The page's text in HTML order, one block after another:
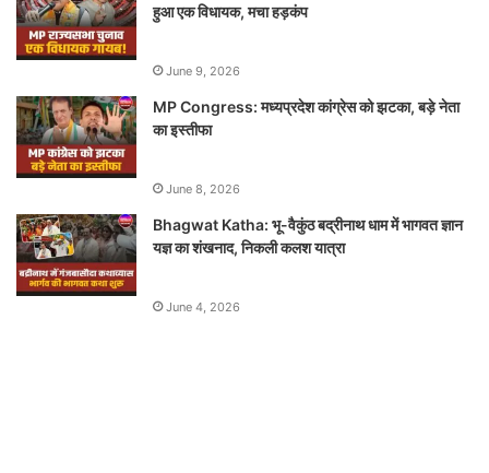
हुआ एक विधायक, मचा हड़कंप
June 9, 2026
MP Congress: मध्यप्रदेश कांग्रेस को झटका, बड़े नेता
का इस्तीफा
June 8, 2026
Bhagwat Katha: भू-वैकुंठ बद्रीनाथ धाम में भागवत ज्ञान
यज्ञ का शंखनाद, निकली कलश यात्रा
June 4, 2026